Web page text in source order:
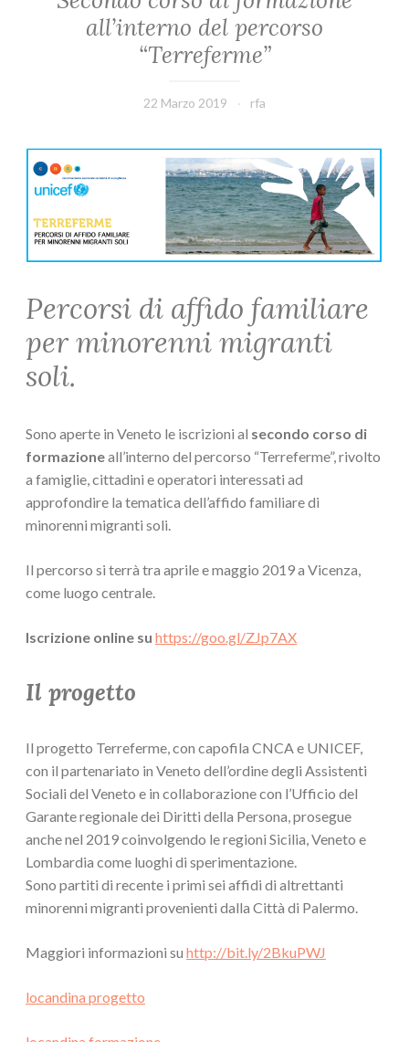
all’interno del percorso
“Terreferme”
22 Marzo 2019 rfa
Percorsi di affido familiare
per minorenni migranti
soli.
Sono aperte in Veneto le iscrizioni al secondo corso di
formazioneall’interno del percorso “Terreferme”, rivolto
a famiglie, cittadini e operatori interessati ad
approfondire la tematica dell’affido familiare di
minorenni migranti soli.
Il percorso si terrà tra aprile e maggio 2019 a Vicenza,
come luogo centrale.
Iscrizione online su https://goo.gl/ZJp7AX
Il progetto
Il progetto Terreferme, con capofila CNCA e UNICEF,
con il partenariato in Veneto dell’ordine degli Assistenti
Sociali del Veneto e in collaborazione con l’Ufficio del
Garante regionale dei Diritti della Persona, prosegue
anche nel 2019 coinvolgendo le regioni Sicilia, Veneto e
Lombardia come luoghi di sperimentazione.
Sono partiti di recente i primi sei affidi di altrettanti
minorenni migranti provenienti dalla Città di Palermo.
Maggiori informazioni su http://bit.ly/2BkuPWJ
locandina progetto